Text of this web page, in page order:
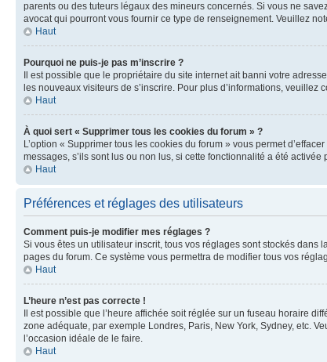
parents ou des tuteurs légaux des mineurs concernés. Si vous ne
avocat qui pourront vous fournir ce type de renseignement. Veuillez
Haut
Pourquoi ne puis-je pas m’inscrire ?
Il est possible que le propriétaire du site internet ait banni votre
les nouveaux visiteurs de s’inscrire. Pour plus d’informations, veuillez
Haut
À quoi sert « Supprimer tous les cookies du forum » ?
L’option « Supprimer tous les cookies du forum » vous permet
messages, s’ils sont lus ou non lus, si cette fonctionnalité a été
Haut
Préférences et réglages des utilisateurs
Comment puis-je modifier mes réglages ?
Si vous êtes un utilisateur inscrit, tous vos réglages sont stockés
pages du forum. Ce système vous permettra de modifier tous vos
Haut
L’heure n’est pas correcte !
Il est possible que l’heure affichée soit réglée sur un fuseau horaire
zone adéquate, par exemple Londres, Paris, New York, Sydney, etc.
l’occasion idéale de le faire.
Haut